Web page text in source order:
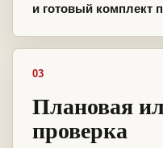
и готовый комплект
03
Плановая
проверка